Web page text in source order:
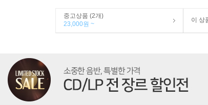
중고상품 (2개)
23,000원 ~
이 상